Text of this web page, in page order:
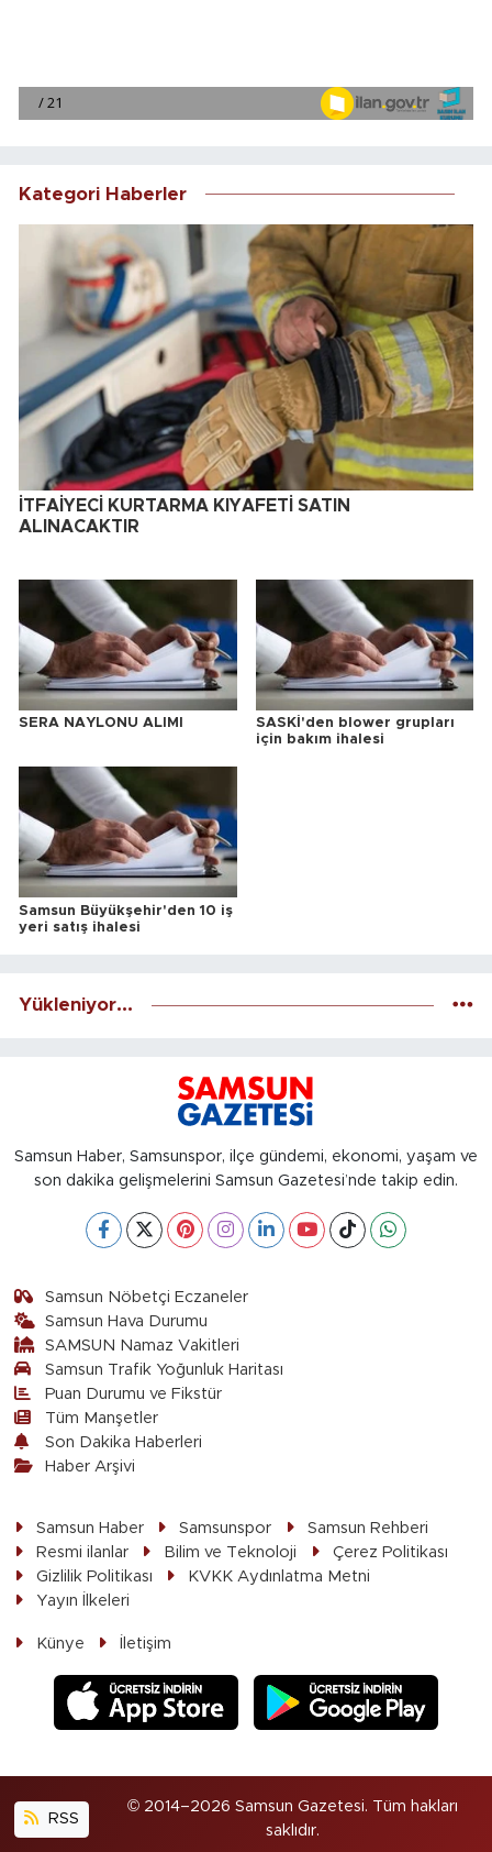
Kategori Haberler
İTFAİYECİ KURTARMA KIYAFETİ SATIN
ALINACAKTIR
SERA NAYLONU ALIMI
SASKİ'den blower grupları
için bakım ihalesi
Samsun Büyükşehir'den 10 iş
yeri satış ihalesi
Yükleniyor...
Samsun Haber, Samsunspor, ilçe gündemi, ekonomi, yaşam ve
son dakika gelişmelerini Samsun Gazetesi’nde takip edin.
Samsun Nöbetçi Eczaneler
Samsun Hava Durumu
SAMSUN Namaz Vakitleri
Samsun Trafik Yoğunluk Haritası
Puan Durumu ve Fikstür
Tüm Manşetler
Son Dakika Haberleri
Haber Arşivi
Samsun Haber Samsunspor
Samsun Rehberi
Resmi ilanlar
Bilim ve Teknoloji
Çerez Politikası
Gizlilik Politikası
KVKK Aydınlatma Metni
Yayın İlkeleri
Künye İletişim
RSS
© 2014–2026 Samsun Gazetesi. Tüm hakları
saklıdır.